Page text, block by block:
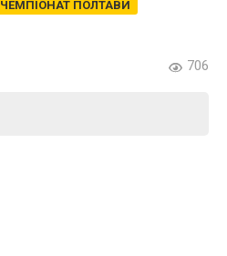
ЧЕМПІОНАТ ПОЛТАВИ
706